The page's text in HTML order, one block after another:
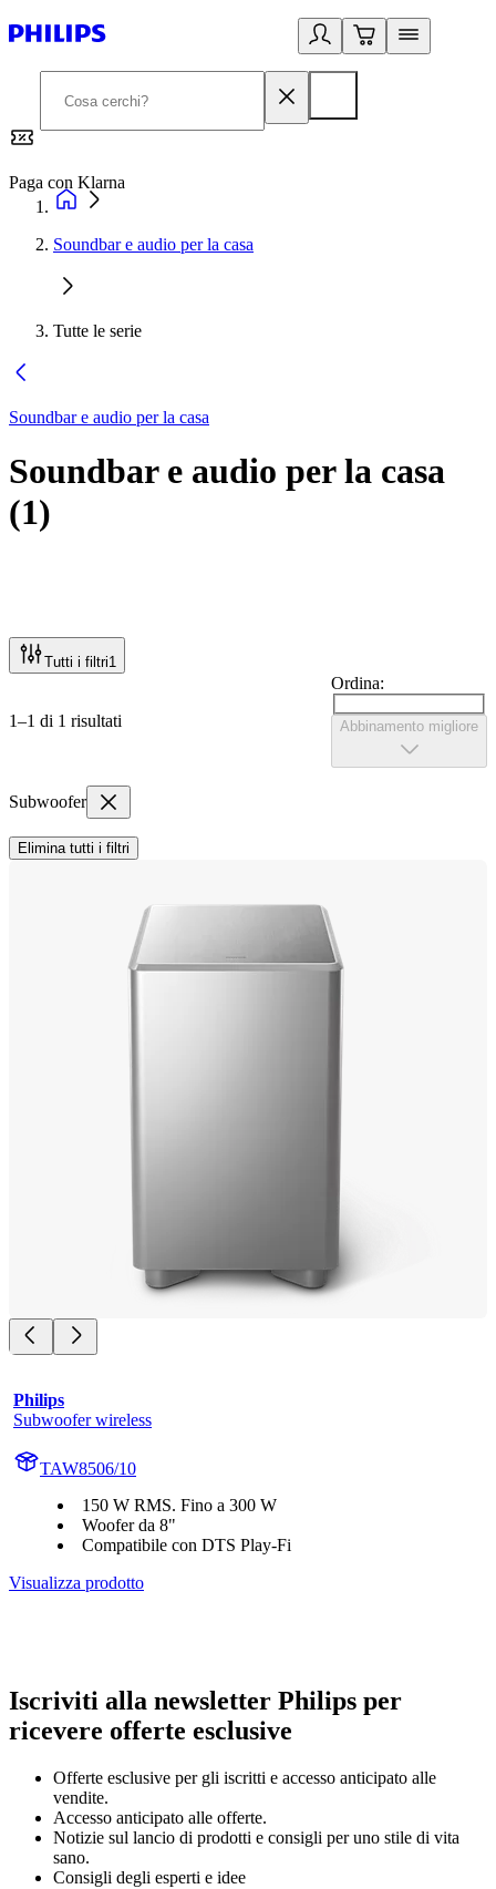
Paga con Klarna
Soundbar e audio per la casa
Tutte le serie
Soundbar e audio per la casa
Soundbar e audio per la casa
(1)
Tutti i filtri1
1–1 di 1 risultati
Ordina:
Abbinamento migliore
Subwoofer
Elimina tutti i filtri
Philips
Subwoofer wireless
TAW8506/10
150 W RMS. Fino a 300 W
Woofer da 8"
Compatibile con DTS Play-Fi
Visualizza prodotto
Iscriviti alla newsletter Philips per
ricevere offerte esclusive
Offerte esclusive per gli iscritti e accesso anticipato alle
vendite.
Accesso anticipato alle offerte.
Notizie sul lancio di prodotti e consigli per uno stile di vita
sano.
Consigli degli esperti e idee